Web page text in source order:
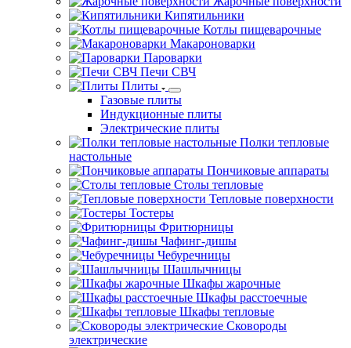
Кипятильники
Котлы пищеварочные
Макароноварки
Пароварки
Печи СВЧ
Плиты
Газовые плиты
Индукционные плиты
Электрические плиты
Полки тепловые
настольные
Пончиковые аппараты
Столы тепловые
Тепловые поверхности
Тостеры
Фритюрницы
Чафинг-дишы
Чебуречницы
Шашлычницы
Шкафы жарочные
Шкафы расстоечные
Шкафы тепловые
Сковороды
электрические